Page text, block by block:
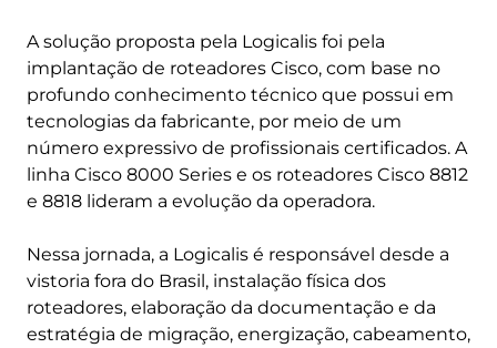
A solução proposta pela Logicalis foi pela
implantação de roteadores Cisco, com base no
profundo conhecimento técnico que possui em
tecnologias da fabricante, por meio de um
número expressivo de profissionais certificados. A
linha Cisco 8000 Series e os roteadores Cisco 8812
e 8818 lideram a evolução da operadora.
Nessa jornada, a Logicalis é responsável desde a
vistoria fora do Brasil, instalação física dos
roteadores, elaboração da documentação e da
estratégia de migração, energização, cabeamento,